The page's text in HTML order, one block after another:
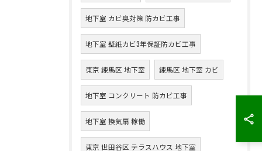
地下室 カビ臭対策 防カビ工事
地下室 壁紙カビ3年保証防カビ工事
東京 練馬区 地下室 練馬区 地下室 カビ
地下室 コンクリート 防カビ工事
地下室 換気扇 稼働
東京 世田谷区 テラスハウス 地下室